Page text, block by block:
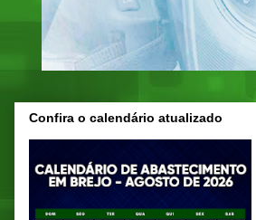
Confira o calendário atualizado